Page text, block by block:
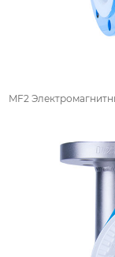
MF2